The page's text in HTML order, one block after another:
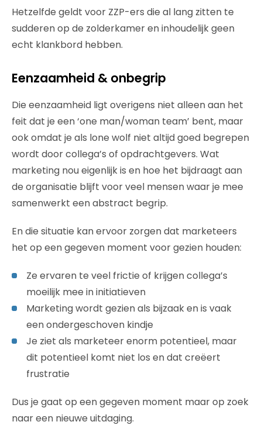
Hetzelfde geldt voor ZZP-ers die al lang zitten te
sudderen op de zolderkamer en inhoudelijk geen
echt klankbord hebben.
Eenzaamheid & onbegrip
Die eenzaamheid ligt overigens niet alleen aan het
feit dat je een ‘one man/woman team’ bent, maar
ook omdat je als lone wolf niet altijd goed begrepen
wordt door collega’s of opdrachtgevers. Wat
marketing nou eigenlijk is en hoe het bijdraagt aan
de organisatie blijft voor veel mensen waar je mee
samenwerkt een abstract begrip.
En die situatie kan ervoor zorgen dat marketeers
het op een gegeven moment voor gezien houden:
Ze ervaren te veel frictie of krijgen collega’s
moeilijk mee in initiatieven
Marketing wordt gezien als bijzaak en is vaak
een ondergeschoven kindje
Je ziet als marketeer enorm potentieel, maar
dit potentieel komt niet los en dat creëert
frustratie
Dus je gaat op een gegeven moment maar op zoek
naar een nieuwe uitdaging.